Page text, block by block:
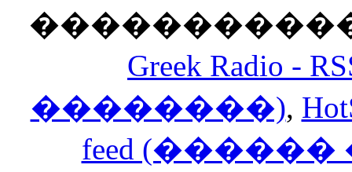
Greek Radio
��������),
feed